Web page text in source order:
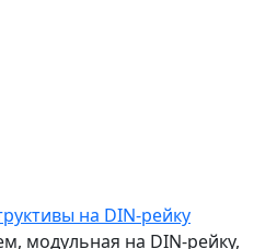
на DIN-рейку
модульная на DIN-рейку,